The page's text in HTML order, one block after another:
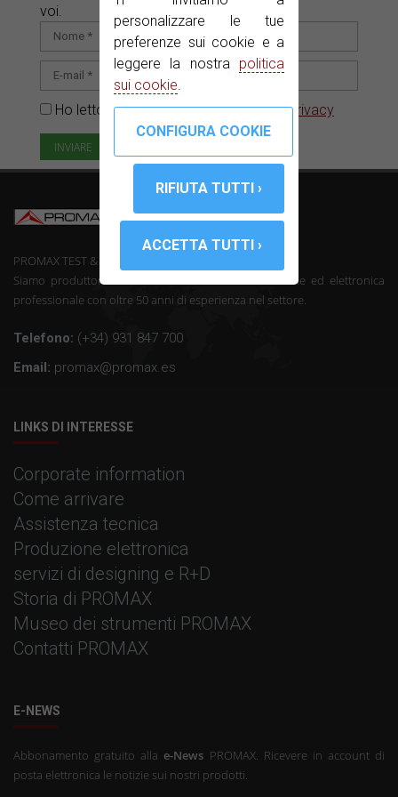
personalizzare le tue
preferenze sui cookie e a
leggere la nostra politica
sui cookie.
voi.
Ho letto e accetto ilInformativa sulla privacy
PROMAX TEST & MEASUREMENT, SLU ©
Siamo produttori di telecomunicazioni strumentazione ed elettronica
professionale con oltre 50 anni di esperienza nel settore.
Telefono: (+34) 931 847 700
Email: promax@promax.es
LINKS DI INTERESSE
Corporate information
Come arrivare
Assistenza tecnica
Produzione elettronica
servizi di designing e R+D
Storia di PROMAX
Museo dei strumenti PROMAX
Contatti PROMAX
E-NEWS
Abbonamento gratuito alla e-News PROMAX. Ricevere in account di
posta elettronica le notizie sui nostri prodotti.